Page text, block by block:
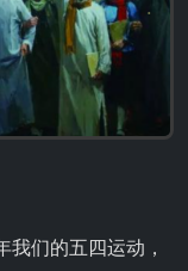
们的五四运动，